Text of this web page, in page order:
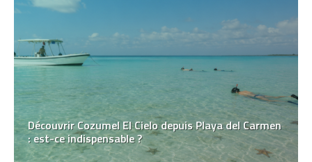
Découvrir Cozumel El Cielo depuis Playa del Carmen
: est-ce indispensable ?